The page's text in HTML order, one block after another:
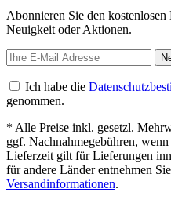
Abonnieren Sie den
Neuigkeit oder Aktionen.
Ich habe die
genommen.
* Alle Preise inkl. gesetzl.
ggf. Nachnahmegebühren,
Lieferzeit gilt für Lieferungen
für andere Länder entnehmen
Versandinformationen.